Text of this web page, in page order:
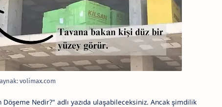
volimax.com
Nedir?" adlı yazıda ulaşabileceksiniz. Ancak şimdilik